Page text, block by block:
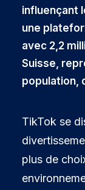
influençant
une
avec 2,2
Suisse,
population,
TikTok se
plus de